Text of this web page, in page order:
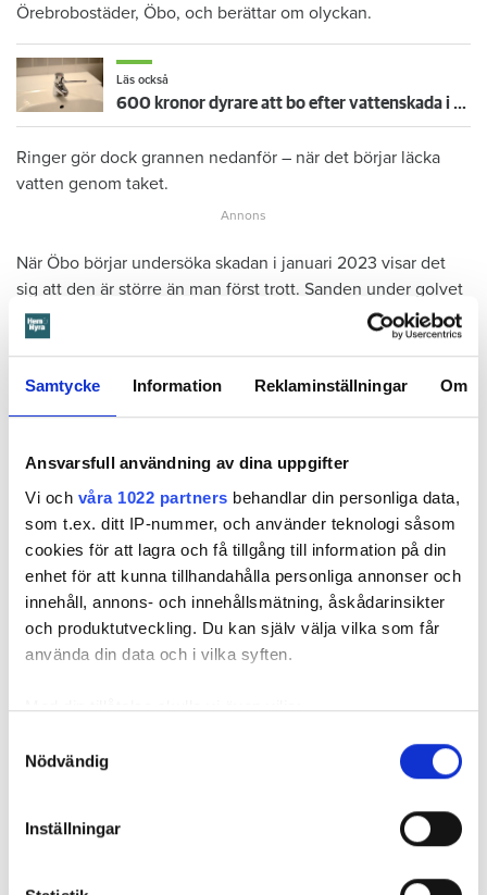
Samtycke Information Reklaminställningar Om
Ansvarsfull användning av dina uppgifter
Vi och våra 1022 partners behandlar din personliga data,
som t.ex. ditt IP-nummer, och använder teknologi såsom
cookies för att lagra och få tillgång till information på din
enhet för att kunna tillhandahålla personliga annonser och
innehåll, annons- och innehållsmätning, åskådarinsikter
och produktutveckling. Du kan själv välja vilka som får
använda din data och i vilka syften.
Med din tillåtelse skulle vi även vilja:
som kan ha en noggrannhet på upp till flera meter
Ta reda på mer om hur dina personliga uppgifter
Nödvändig
Inställningar
Örebrobostäder, Öbo, och berättar om olyckan.
Läs också
600 kronor dyrare att bo efter vattenskada i Varberg
Ringer gör dock grannen nedanför – när det börjar läcka
vatten genom taket.
När Öbo börjar undersöka skadan i januari 2023 visar det
sig att den är större än man först trott. Sanden under golvet
har sugit upp vattnet så att det spridit sig in i både kök och
vardagsrum.
I anteckningarna framgår att Örebrobostäder gång på gång
hyresgästen kan visa är en påminnelse om en obetald